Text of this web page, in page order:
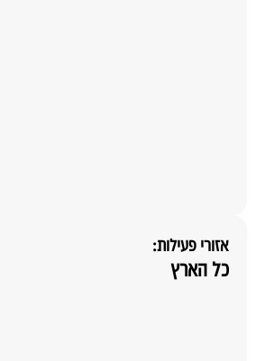
אזורי פעילות:
כל הארץ